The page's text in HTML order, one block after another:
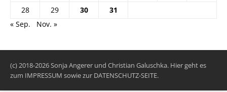
28
29 30
31
« Sep.
Nov. »
(c) 2018-2026 Sonja Angerer und Christian Galuschka. Hier geht es
zum IMPRESSUM sowie zur DATENSCHUTZ-SEITE.